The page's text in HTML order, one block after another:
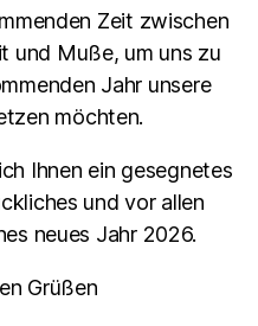
Zeit zwischen
und Muße, um uns zu
Jahr unsere
möchten.
Ihnen ein gesegnetes
und vor allen
neues Jahr 2026.
Grüßen